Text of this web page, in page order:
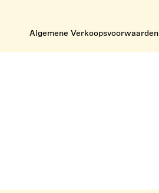
Algemene Verkoopsvoorwaarden